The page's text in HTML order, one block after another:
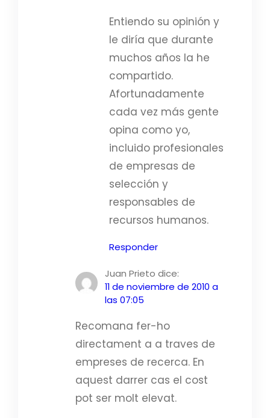
Entiendo su opinión y
le diría que durante
muchos años la he
compartido.
Afortunadamente
cada vez más gente
opina como yo,
incluido profesionales
de empresas de
selección y
responsables de
recursos humanos.
Responder
Juan Prieto dice:
11 de noviembre de 2010 a
las 07:05
Recomana fer-ho
directament a a traves de
empreses de recerca. En
aquest darrer cas el cost
pot ser molt elevat.